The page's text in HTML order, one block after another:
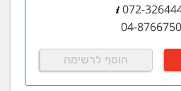
072-
04-8766750
הוסף לרשימה